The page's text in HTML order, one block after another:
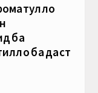
ба
ба даст